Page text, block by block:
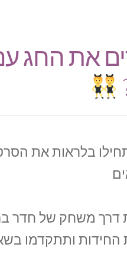
את החג
בלראות את
דרך משחק של חדר
החידות ותתקדמו